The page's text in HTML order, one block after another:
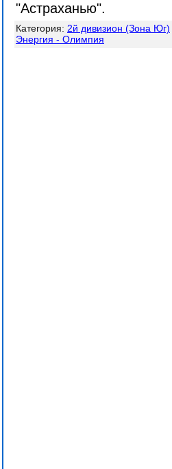
"Астраханью".
Категория: 2й дивизион (Зона Юг)
Энергия - Олимпия